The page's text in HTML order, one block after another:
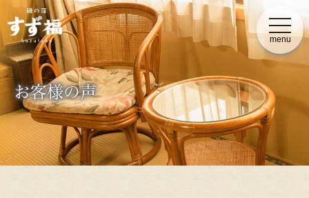
t
o
g
g
l
a
i
o
menu
お客様の声